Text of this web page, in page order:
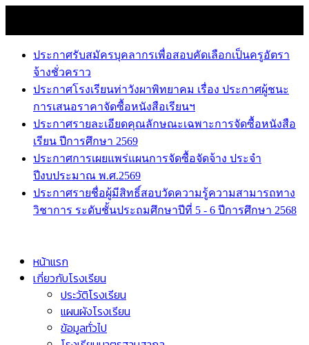
content
ประกาศรับสมัครบุคลากรเพื่อสอบคัดเลือกเป็นครูอัตรา
จ้างชั่วคราว
ประกาศโรงเรียนท่าวังผาพิทยาคม เรื่อง ประกาศผู้ชนะ
การเสนอราคาจัดซื้อหนังสือเรียนฯ
ประกาศรายละเอียดคุณลักษณะเฉพาะการจัดซื้อหนังสือ
เรียน ปีการศึกษา 2569
ประกาศการเผยแพร่แผนการจัดซื้อจัดจ้าง ประจำ
ปีงบประมาณ พ.ศ.2569
ประกาศรายชื่อผู้มีสิทธิ์สอบวัดความรู้ความสามารถทาง
วิชาการ ระดับชั้นประถมศึกษาปีที่ 5 - 6 ปีการศึกษา 2568
หน้าแรก
เกี่ยวกับโรงเรียน
ประวัติโรงเรียน
แผนผังโรงเรียน
ข้อมูลทั่วไป